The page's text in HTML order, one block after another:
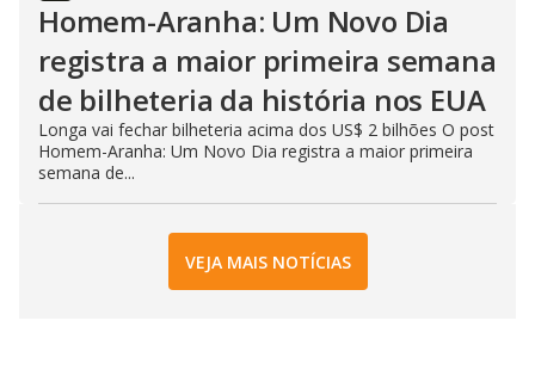
Homem-Aranha: Um Novo Dia
registra a maior primeira semana
de bilheteria da história nos EUA
Longa vai fechar bilheteria acima dos US$ 2 bilhões O post
Homem-Aranha: Um Novo Dia registra a maior primeira
semana de...
VEJA MAIS NOTÍCIAS